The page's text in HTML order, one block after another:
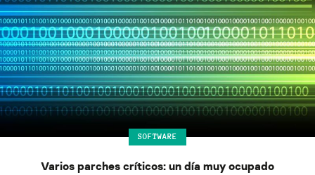
SOFTWARE
Varios parches críticos: un día muy ocupado